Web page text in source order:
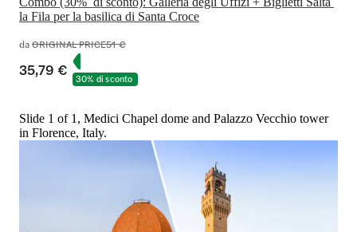
la Fila per la basilica di Santa Croce
daORIGINAL PRICE51 €
35,79 € 30% di sconto
Slide 1 of 1, Medici Chapel dome and Palazzo Vecchio tower
in Florence, Italy.